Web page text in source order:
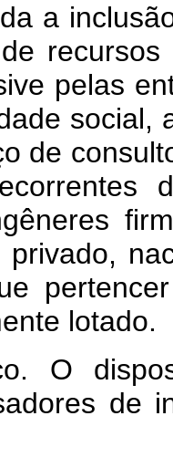
a
pelas
social,
de
lotado.
O
de